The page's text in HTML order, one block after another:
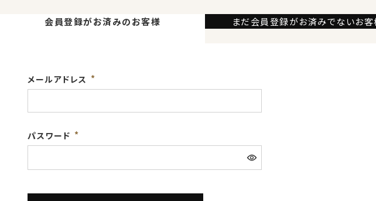
会員登録がお済みのお客様 まだ会員登録がお済みでないお客
メールアドレス
パスワード